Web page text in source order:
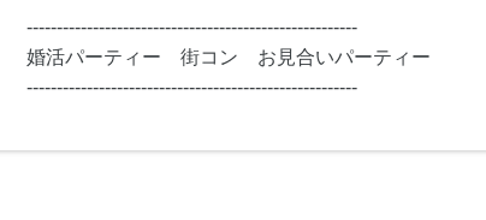
-------------------------------------------------------
婚活パーティー 街コン お見合いパーティー
-------------------------------------------------------